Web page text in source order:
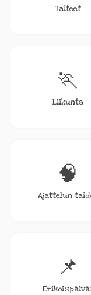
Taiteet
🏃
Liikunta
🧠
Ajattelun
📌